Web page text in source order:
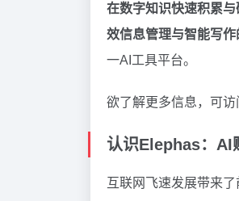
在数字知识快速积累
效信息管理与智能写作
一AI工具平台。
欲了解更多信息，可访
认识Elephas：AI
互联网飞速发展带来